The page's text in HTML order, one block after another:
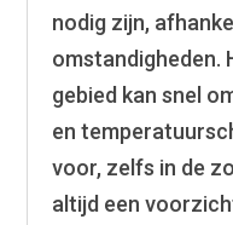
nodig zijn,
omstandigheden.
gebied kan snel
en
voor, zelfs in de
altijd een